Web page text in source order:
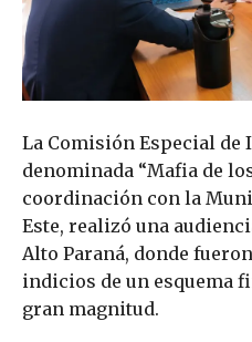
La Comisión Especial de
denominada “Mafia de
coordinación con la
Este, realizó una
Alto Paraná, donde
indicios de un esquema
gran magnitud.